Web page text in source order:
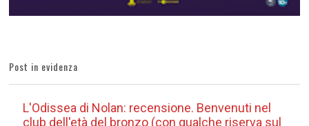
Post in evidenza
L'Odissea di Nolan: recensione. Benvenuti nel
club dell'età del bronzo (con qualche riserva sul